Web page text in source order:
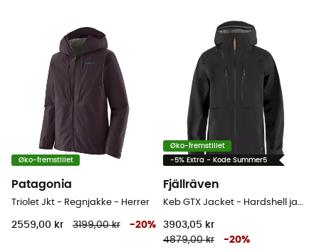
Øko-fremstillet
Patagonia
Triolet Jkt - Regnjakke - Herrer
2559,00 kr 3199,00 kr -20%
Øko-fremstillet
-5% Extra - Kode Summer5
Fjällräven
3903,05 kr
4879,00 kr
-20%